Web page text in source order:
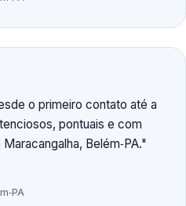
o primeiro contato até a
pontuais e com
Belém‑PA.